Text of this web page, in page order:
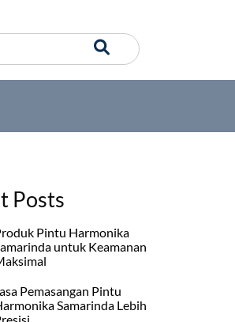
Posts
Pintu Harmonika
untuk Keamanan
Pemasangan Pintu
Samarinda Lebih